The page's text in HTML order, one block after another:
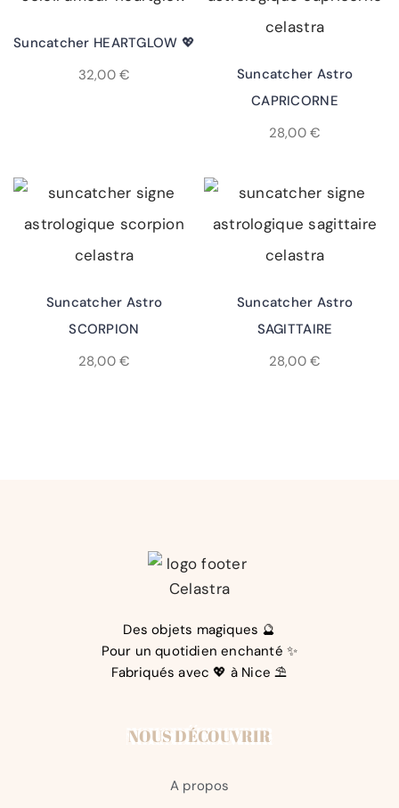
Ajouter Au Panier
Suncatcher HEARTGLOW 💖
32,00€ Ajouter Au Panier
Suncatcher Astro
CAPRICORNE
28,00€
Ajouter Au Panier
Suncatcher Astro
SCORPION
28,00€
Ajouter Au Panier
Suncatcher Astro
SAGITTAIRE
28,00€
Des objets magiques 🔮
Pour un quotidien enchanté ✨
Fabriqués avec 💖 à Nice ⛱️
NOUS DÉCOUVRIR
A propos